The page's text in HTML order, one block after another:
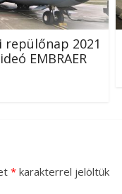
repülőnap 2021
EMBRAER
* karakterrel jelöltük